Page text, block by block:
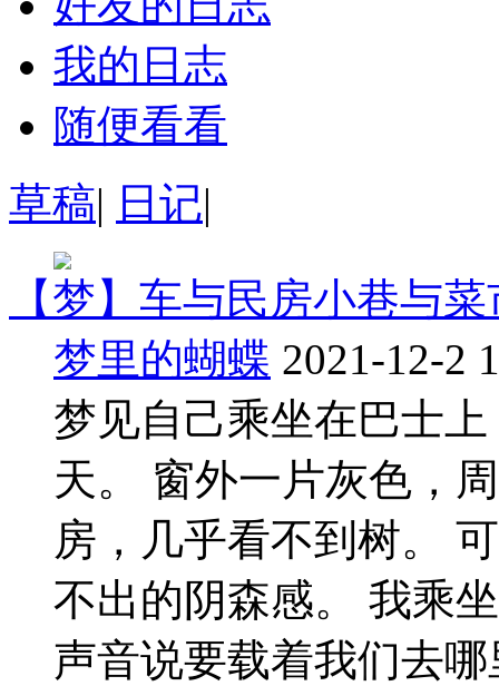
我的日志
随便看看
草稿| 日记|
【梦】车与民房小巷与
梦里的蝴蝶 2021-12-2
梦见自己乘坐在巴士
天。 窗外一片灰色，
房，几乎看不到树。
不出的阴森感。 我乘
声音说要载着我们去